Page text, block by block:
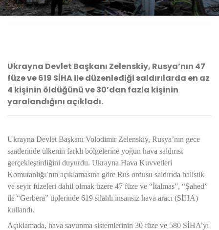
Ukrayna Devlet Başkanı Zelenskiy, Rusya’nın 47
füze ve 619 SİHA ile düzenlediği saldırılarda en az
4 kişinin öldüğünü ve 30’dan fazla kişinin
yaralandığını açıkladı.
Ukrayna Devlet Başkanı Volodimir Zelenskiy, Rusya’nın gece
saatlerinde ülkenin farklı bölgelerine yoğun hava saldırısı
gerçekleştirdiğini duyurdu. Ukrayna Hava Kuvvetleri
Komutanlığı’nın açıklamasına göre Rus ordusu saldırıda balistik
ve seyir füzeleri dahil olmak üzere 47 füze ve “İtalmas”, “Şahed”
ile “Gerbera” tiplerinde 619 silahlı insansız hava aracı (SİHA)
kullandı.
Açıklamada, hava savunma sistemlerinin 30 füze ve 580 SİHA’yı